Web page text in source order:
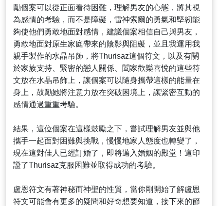
勵個案可以從正面看待困難，理解男友的心態，將其視
為感情的考驗，而不是障礙，雷神索爾的勇氣和堅韌能
夠使他們勇敢地面對感情，建議個案相信自己與男友，
勇敢地面對原生家庭帶來的陰影與阻礙，並且我運用我
親手製作的水晶吊飾，將Thurisaz這個符文，以及有關
於家族支持、緊密的戀人關係、闔家歡樂喜悅的這些符
文放在水晶吊飾上，讓個案可以隨身攜帶這樣的能量在
身上，鼓勵她將注意力放在突破困境上，讓緊密互動的
感情通過重重考驗。
結果，這位個案在這樣鼓勵之下，嘗試理解男友並與他
攜手一起面對困難與挑戰，慢慢地家人態度也轉變了，
現在這對佳人已經訂婚了，即將邁入婚姻的殿堂！這印
證了Thurisaz克服困難並取得成功的考驗。
盧恩符文有著神秘而神聖的性質，當你剛開始了解盧恩
符文可能會有更多的疑問和好奇想要知道，接下來的節